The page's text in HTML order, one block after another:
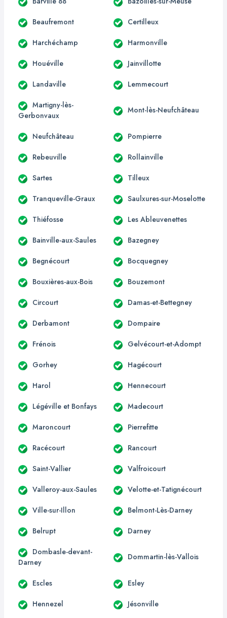
Beaufremont Certilleux
Harchéchamp Harmonville
Houéville Jainvillotte
Landaville Lemmecourt
Martigny-lès-
Gerbonvaux
Mont-lès-Neufchâteau
Neufchâteau Pompierre
Rebeuville Rollainville
Sartes Tilleux
Tranqueville-Graux Saulxures-sur-Moselotte
Thiéfosse Les Ableuvenettes
Bainville-aux-Saules Bazegney
Begnécourt Bocquegney
Bouxières-aux-Bois Bouzemont
Circourt Damas-et-Bettegney
Derbamont Dompaire
Frénois Gelvécourt-et-Adompt
Gorhey Hagécourt
Harol Hennecourt
Légéville et Bonfays Madecourt
Maroncourt Pierrefitte
Racécourt Rancourt
Saint-Vallier Valfroicourt
Valleroy-aux-Saules Velotte-et-Tatignécourt
Ville-sur-Illon Belmont-Lès-Darney
Belrupt Darney
Dombasle-devant-
Darney
Dommartin-lès-Vallois
Escles Esley
Hennezel Jésonville